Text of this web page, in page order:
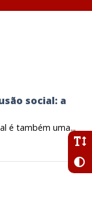
social: a
é também uma...